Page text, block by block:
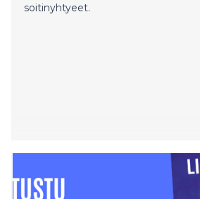
soitinyhtyeet.